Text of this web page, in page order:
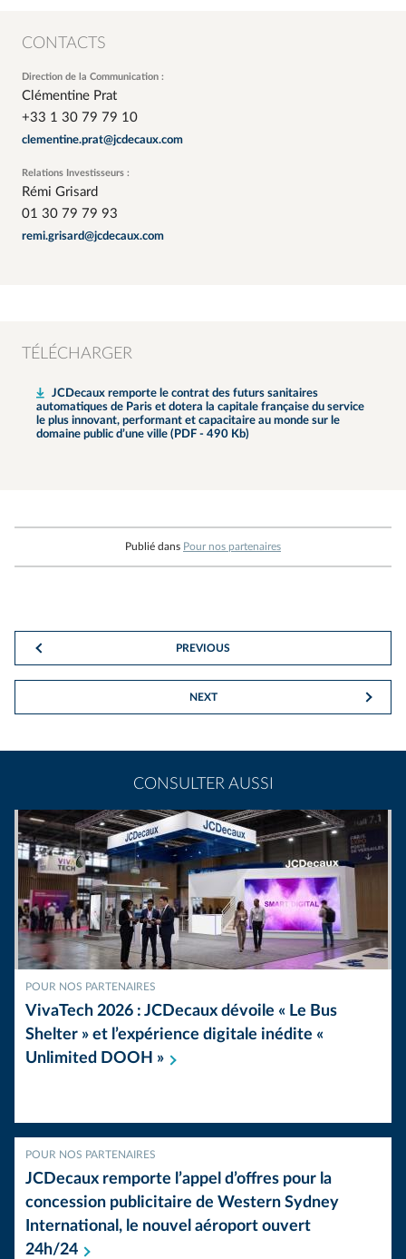
CONTACTS
Direction de la Communication :
Clémentine Prat
+33 1 30 79 79 10
clementine.prat@jcdecaux.com
Relations Investisseurs :
Rémi Grisard
01 30 79 79 93
remi.grisard@jcdecaux.com
TÉLÉCHARGER
JCDecaux remporte le contrat des futurs sanitaires
automatiques de Paris et dotera la capitale française du service
le plus innovant, performant et capacitaire au monde sur le
domaine public d’une ville (PDF - 490 Kb)
Publié dans Pour nos partenaires
PREVIOUS
NEXT
CONSULTER AUSSI
POUR NOS PARTENAIRES
VivaTech 2026 : JCDecaux dévoile « Le Bus
Shelter » et l’expérience digitale inédite «
Unlimited DOOH »
POUR NOS PARTENAIRES
JCDecaux remporte l’appel d’offres pour la
concession publicitaire de Western Sydney
International, le nouvel aéroport ouvert
24h/24